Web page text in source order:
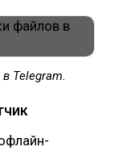
Telegram.